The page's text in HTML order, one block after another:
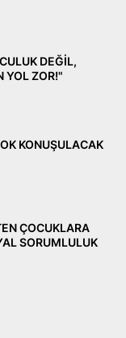
DEĞİL,
YOL ZOR!"
KONUŞULACAK
ÇOCUKLARA
SORUMLULUK